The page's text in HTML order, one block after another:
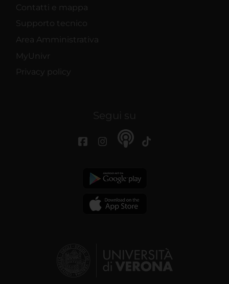
Contatti e mappa
Supporto tecnico
Area Amministrativa
MyUnivr
Privacy policy
Segui su